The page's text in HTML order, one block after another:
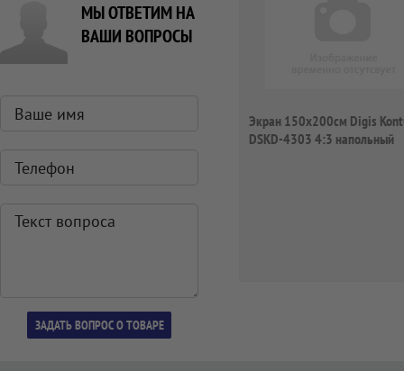
МЫ ОТВЕТИМ НА
ВАШИ ВОПРОСЫ
Экран 150x200см Digis
DSKD-4303 4:3 напольный